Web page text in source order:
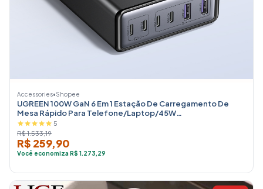
Accessories•Shopee
UGREEN 100W GaN 6 Em 1 Estação De Carregamento De
Mesa Rápido Para Telefone/Laptop/45W
Samsung/Tablets/Air Pods/iWatch/S
5
R$ 1.533,19
R$ 259,90
Você economiza R$ 1.273,29